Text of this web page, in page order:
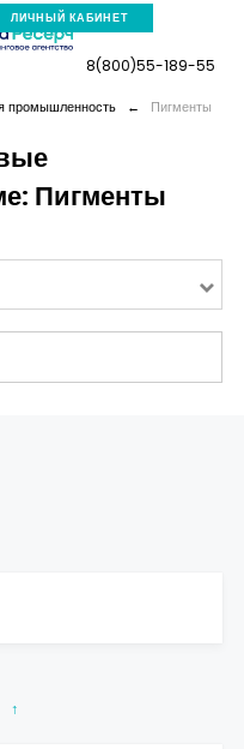
ЛИЧНЫЙ КАБИНЕТ
8(800)55-189-55
промышленность ← Пигменты
Пигменты
↑